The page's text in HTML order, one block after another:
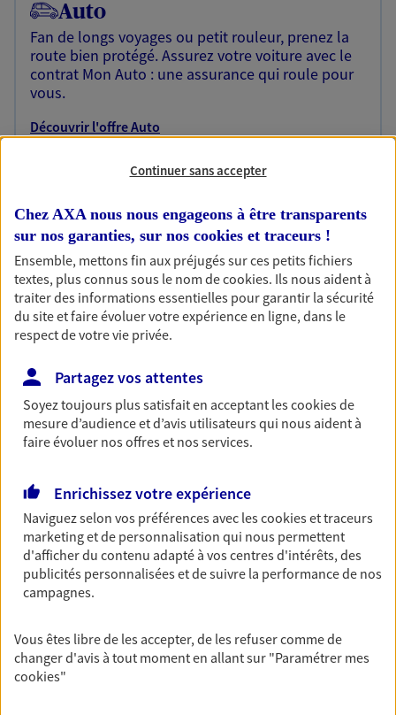
Auto
Fan de longs voyages ou petit rouleur, prenez la
route bien protégé. Assurez votre voiture avec le
contrat Mon Auto : une assurance qui roule pour
vous.
Découvrir l'offre Auto
Habitation
Votre logement est unique, comme vous. Le
contrat Ma Maison assure votre sérénité en
protégeant ce qui vous tient à coeur.
Découvrir l'offre Habitation
Garantie Accidents de la Vie
accident du quotidien. Avec Ma Protection
Accident, protégez votre qualité de vie et vos
revenus.
Découvrir l'offre Garantie Accidents de la Vie
Multirisque Entreprise
Continuer sans accepter
Chez AXA nous nous engageons à être transparents
sur nos garanties, sur nos cookies et traceurs !
Ensemble, mettons fin aux préjugés sur ces petits fichiers
textes, plus connus sous le nom decookies. Ils nous aident à
traiter des informations essentielles pour garantir la sécurité
du site et faire évoluer votre expérience en ligne, dans le
respect de votre vie privée.
Partagez vos attentes
Soyez toujours plus satisfait en acceptant lescookiesde
mesure d’audience et d’avis utilisateurs qui nous aident à
faire évoluer nos offres et nos services.
Enrichissez votre expérience
Naviguez selon vos préférences avec lescookies et traceurs
marketing et de personnalisation qui nous permettent
d'afficher du contenu adapté à vos centres d'intérêts, des
publicités personnalisées et de suivre la performance de nos
campagnes.
Vous êtes libre de les accepter, de les refuser comme de
changer d'avis à tout moment en allant sur "Paramétrer mes
cookies"